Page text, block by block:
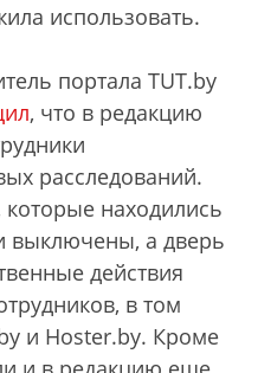
использовать.
портала TUT.by
, что в редакцию
расследований.
находились
выключены, а дверь
действия
в том
и Hoster.by. Кроме